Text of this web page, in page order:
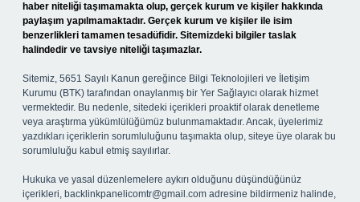
haber niteliği taşımamakta olup, gerçek kurum ve kişiler hakkında
paylaşım yapılmamaktadır. Gerçek kurum ve kişiler ile isim
benzerlikleri tamamen tesadüfidir. Sitemizdeki bilgiler taslak
halindedir ve tavsiye niteliği taşımazlar.
Sitemiz, 5651 Sayılı Kanun gereğince Bilgi Teknolojileri ve İletişim
Kurumu (BTK) tarafından onaylanmış bir Yer Sağlayıcı olarak hizmet
vermektedir. Bu nedenle, sitedeki içerikleri proaktif olarak denetleme
veya araştırma yükümlülüğümüz bulunmamaktadır. Ancak, üyelerimiz
yazdıkları içeriklerin sorumluluğunu taşımakta olup, siteye üye olarak bu
sorumluluğu kabul etmiş sayılırlar.
Hukuka ve yasal düzenlemelere aykırı olduğunu düşündüğünüz
içerikleri, backlinkpanelicomtr@gmail.com adresine bildirmeniz halinde,